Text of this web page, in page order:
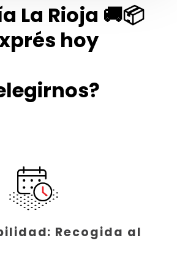
La Rioja 🚚📦
hoy
Recogida al